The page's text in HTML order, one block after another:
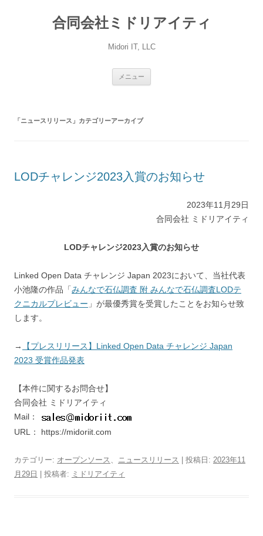
合同会社ミドリアイティ
Midori IT, LLC
メニュー
「ニュースリリース 」カテゴリーアーカイブ
LODチャレンジ2023入賞のお知らせ
2023年11月29日
合同会社 ミドリアイティ
LODチャレンジ2023入賞のお知らせ
Linked Open Data チャレンジ Japan 2023において、当社代表
小池隆の作品「みんなで石仏調査 附 みんなで石仏調査LODテ
クニカルプレビュー 」が最優秀賞を受賞したことをお知らせ致
します。
→
【プレスリリース】Linked Open Data チャレンジ Japan
2023 受賞作品発表
【本件に関するお問合せ】
合同会社 ミドリアイティ
Mail：
URL： https://midoriit.com
カテゴリー: オープンソース ニュースリリース | 投稿日: 2023年11
月29日
投稿者: ミドリアイティ